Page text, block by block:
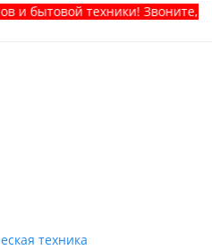
техники! Звоните, и
техника